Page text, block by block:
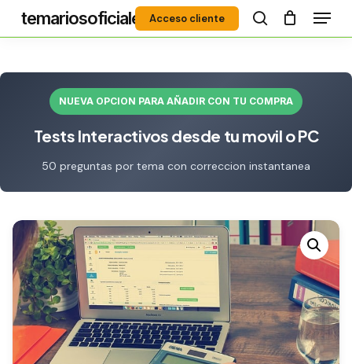
content
temariosoficiales
Acceso cliente
search
Menú
NUEVA OPCION PARA AÑADIR CON TU COMPRA
Tests Interactivos desde tu movil o PC
50 preguntas por tema con correccion instantanea